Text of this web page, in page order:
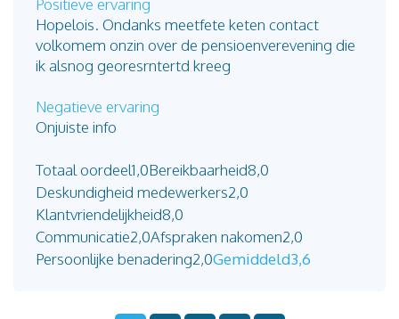
Positieve ervaring
Hopelois. Ondanks meetfete keten contact
volkomem onzin over de pensioenverevening die
ik alsnog georesrntertd kreeg
Negatieve ervaring
Onjuiste info
Totaal oordeel1,0Bereikbaarheid8,0
Deskundigheid medewerkers2,0
Klantvriendelijkheid8,0
Communicatie2,0Afspraken nakomen2,0
Persoonlijke benadering2,0Gemiddeld3,6